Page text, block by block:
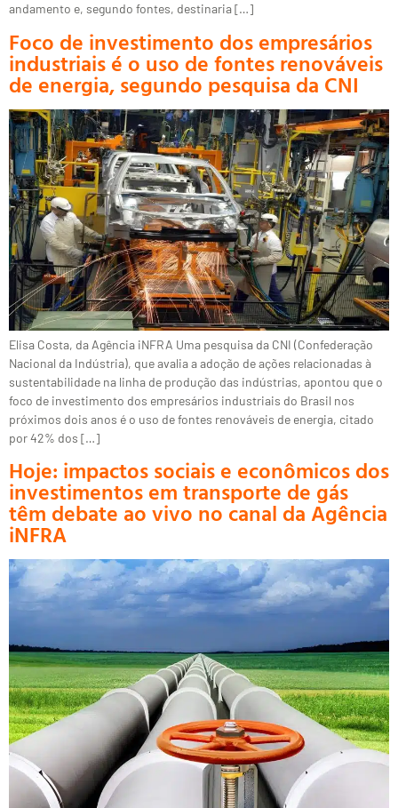
andamento e, segundo fontes, destinaria […]
Foco de investimento dos empresários
industriais é o uso de fontes renováveis
de energia, segundo pesquisa da CNI
Elisa Costa, da Agência iNFRA Uma pesquisa da CNI (Confederação
Nacional da Indústria), que avalia a adoção de ações relacionadas à
sustentabilidade na linha de produção das indústrias, apontou que o
foco de investimento dos empresários industriais do Brasil nos
próximos dois anos é o uso de fontes renováveis de energia, citado
por 42% dos […]
Hoje: impactos sociais e econômicos dos
investimentos em transporte de gás
têm debate ao vivo no canal da Agência
iNFRA